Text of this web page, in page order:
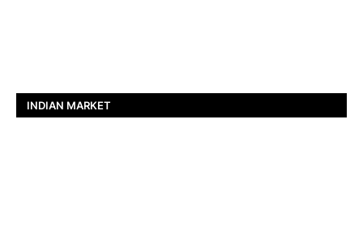
INDIAN MARKET